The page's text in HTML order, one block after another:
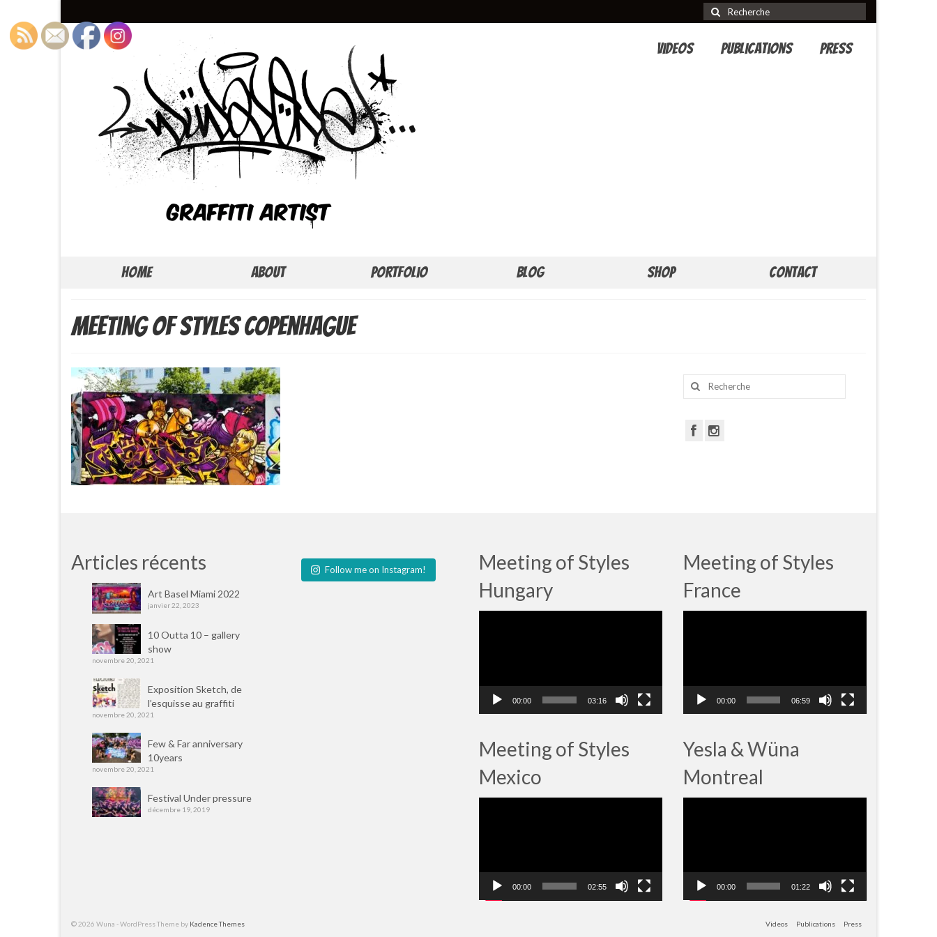
Rechercher
:
Videos Publications Press
Home About Portfolio Blog Shop Contact
Meeting of styles Copenhague
Rechercher
Articles récents
Art Basel Miami 2022
janvier 22, 2023
10 Outta 10 – gallery
show
novembre 20, 2021
Exposition Sketch, de
l’esquisse au graffiti
novembre 20, 2021
Few & Far anniversary
10years
novembre 20, 2021
Festival Under pressure
décembre 19, 2019
Follow me on Instagram!
Meeting of Styles
Hungary
00:00 03:16
Meeting of Styles
Mexico
00:00 02:55
Meeting of Styles
France
00:00 06:59
Yesla & Wüna
Montreal
00:00 01:22
Videos Publications Press
© 2026 Wuna - WordPress Theme by Kadence Themes